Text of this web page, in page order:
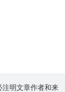
注明文章作者和来